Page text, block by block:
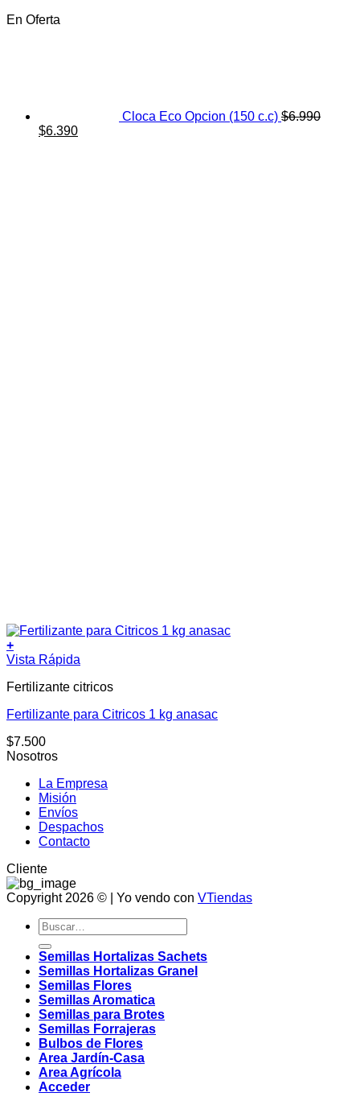
En Oferta
Cloca Eco Opcion (150 c.c) $6.990
El
$6.390El
+
Vista Rápida
Fertilizante citricos
Fertilizante para Citricos 1 kg anasac
$7.500
Nosotros
La Empresa
Misión
Envíos
Despachos
Contacto
Cliente
Copyright 2026 © | Yo vendo con VTiendas
Buscar
por:
Semillas Hortalizas Sachets
Semillas Hortalizas Granel
Semillas Flores
Semillas Aromatica
Semillas para Brotes
Semillas Forrajeras
Bulbos de Flores
Area Jardín-Casa
Area Agrícola
Acceder